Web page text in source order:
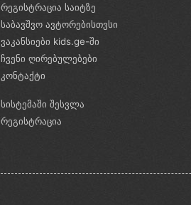
რეგისტრაცია საიტზე
საბავშვო ავტორებისთვსი
ვაკანსიები kids.ge-ში
ჩვენი ღირებულებები
კონტაქტი
სისტემაში შესვლა
რეგისტრაცია